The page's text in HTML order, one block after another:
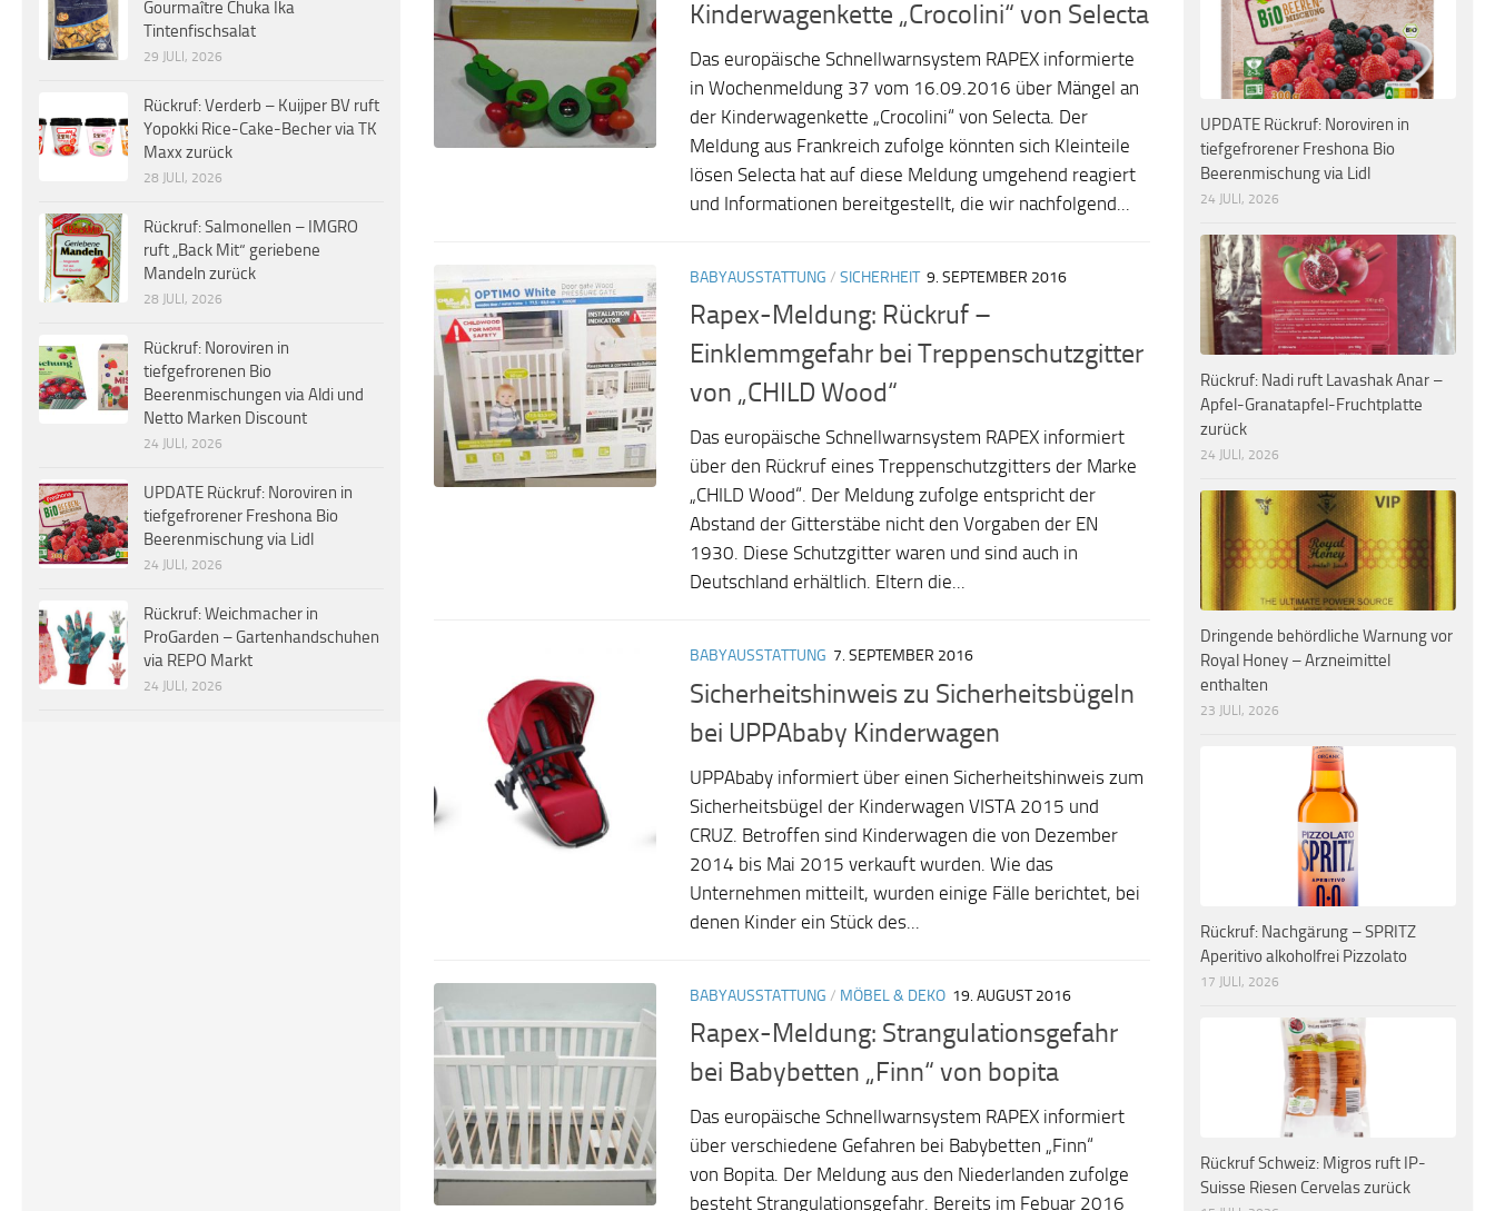
Kinderwagenkette „Crocolini“ von Selecta
Das europäische Schnellwarnsystem RAPEX informierte
in Wochenmeldung 37 vom 16.09.2016 über Mängel an
der Kinderwagenkette „Crocolini“ von Selecta. Der
Meldung aus Frankreich zufolge könnten sich Kleinteile
lösen Selecta hat auf diese Meldung umgehend reagiert
und Informationen bereitgestellt, die wir nachfolgend...
BABYAUSSTATTUNG / SICHERHEIT 9. SEPTEMBER 2016
Rapex-Meldung: Rückruf –
Einklemmgefahr bei Treppenschutzgitter
von „CHILD Wood“
Das europäische Schnellwarnsystem RAPEX informiert
über den Rückruf eines Treppenschutzgitters der Marke
„CHILD Wood“. Der Meldung zufolge entspricht der
Abstand der Gitterstäbe nicht den Vorgaben der EN
1930. Diese Schutzgitter waren und sind auch in
Deutschland erhältlich. Eltern die...
BABYAUSSTATTUNG 7. SEPTEMBER 2016
Sicherheitshinweis zu Sicherheitsbügeln
bei UPPAbaby Kinderwagen
UPPAbaby informiert über einen Sicherheitshinweis zum
Sicherheitsbügel der Kinderwagen VISTA 2015 und
CRUZ. Betroffen sind Kinderwagen die von Dezember
2014 bis Mai 2015 verkauft wurden. Wie das
Unternehmen mitteilt, wurden einige Fälle berichtet, bei
denen Kinder ein Stück des...
BABYAUSSTATTUNG / MÖBEL & DEKO 19. AUGUST 2016
Rapex-Meldung: Strangulationsgefahr
bei Babybetten „Finn“ von bopita
Das europäische Schnellwarnsystem RAPEX informiert
über verschiedene Gefahren bei Babybetten „Finn“
von Bopita. Der Meldung aus den Niederlanden zufolge
besteht Strangulationsgefahr. Bereits im Febuar 2016
Gourmaître Chuka Ika
Tintenfischsalat
29 JULI, 2026
Rückruf: Verderb – Kuijper BV ruft
Yopokki Rice-Cake-Becher via TK
Maxx zurück
28 JULI, 2026
Rückruf: Salmonellen – IMGRO
ruft „Back Mit“ geriebene
Mandeln zurück
28 JULI, 2026
Rückruf: Noroviren in
tiefgefrorenen Bio
Beerenmischungen via Aldi und
Netto Marken Discount
24 JULI, 2026
UPDATE Rückruf: Noroviren in
tiefgefrorener Freshona Bio
Beerenmischung via Lidl
24 JULI, 2026
Rückruf: Weichmacher in
ProGarden – Gartenhandschuhen
via REPO Markt
24 JULI, 2026
UPDATE Rückruf: Noroviren in
tiefgefrorener Freshona Bio
Beerenmischung via Lidl
24 JULI, 2026
Rückruf: Nadi ruft Lavashak Anar –
Apfel-Granatapfel-Fruchtplatte
zurück
24 JULI, 2026
Dringende behördliche Warnung vor
Royal Honey – Arzneimittel
enthalten
23 JULI, 2026
Rückruf: Nachgärung – SPRITZ
Aperitivo alkoholfrei Pizzolato
17 JULI, 2026
Rückruf Schweiz: Migros ruft IP-
Suisse Riesen Cervelas zurück